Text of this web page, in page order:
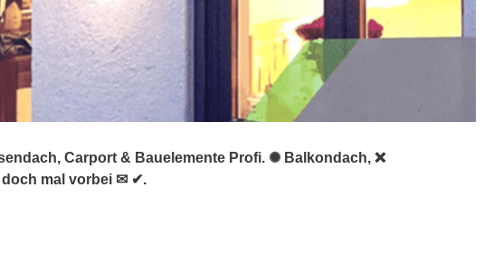
Carport & Bauelemente Profi. ✺ Balkondach, ❌
mal vorbei ✉ ✔.